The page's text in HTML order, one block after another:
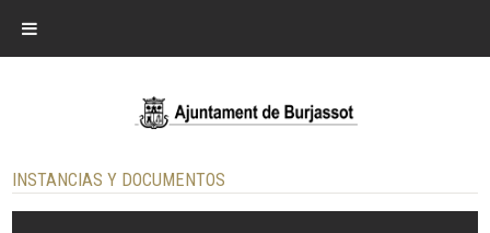
INSTANCIAS Y DOCUMENTOS